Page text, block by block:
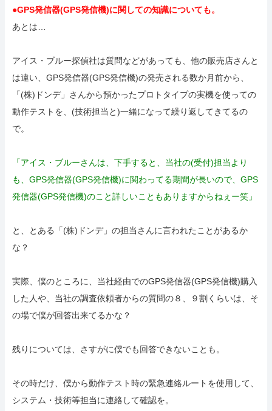
●GPS発信器(GPS発信機)に関しての知識についても。
あとは…
アイス・ブルー探偵社は質問などがあっても、他の販売店さんと
は違い、GPS発信器(GPS発信機)の発売される数か月前から、
「(株)ドンデ」さんから預かったプロトタイプの実機を使っての
動作テストを、(技術担当と)一緒になって繰り返してきてるの
で。
「アイス・ブルーさんは、下手すると、当社の(受付)担当より
も、GPS発信器(GPS発信機)に関わってる期間が長いので、GPS
発信器(GPS発信機)のこと詳しいこともありますからねぇー笑」
と、とある「(株)ドンデ」の担当さんに言われたことがあるか
な？
実際、僕のところに、当社経由でのGPS発信器(GPS発信機)購入
した人や、当社の調査依頼者からの質問の８、９割くらいは、そ
の場で僕が回答出来てるかな？
残りについては、さすがに僕でも回答できないことも。
その時だけ、僕から動作テスト時の緊急連絡ルートを使用して、
システム・技術等担当に連絡して確認を。